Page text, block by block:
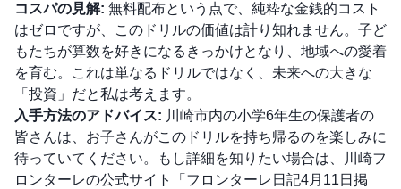
コスパの見解: 無料配布という点で、純粋な金銭的コスト
はゼロですが、このドリルの価値は計り知れません。子ど
もたちが算数を好きになるきっかけとなり、地域への愛着
を育む。これは単なるドリルではなく、未来への大きな
「投資」だと私は考えます。
入手方法のアドバイス: 川崎市内の小学6年生の保護者の
皆さんは、お子さんがこのドリルを持ち帰るのを楽しみに
待っていてください。もし詳細を知りたい場合は、川崎フ
ロンターレの公式サイト「フロンターレ日記4月11日掲